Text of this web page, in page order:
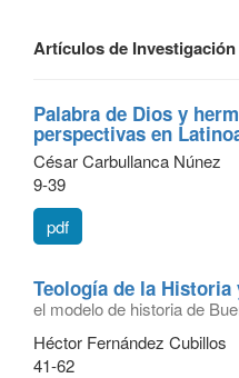
Artículos de Investigación
Palabra de Dios y
perspectivas en
César Carbullanca Núnez
9-39
pdf
Teología de la
el modelo de historia de
Héctor Fernández Cubillos
41-62